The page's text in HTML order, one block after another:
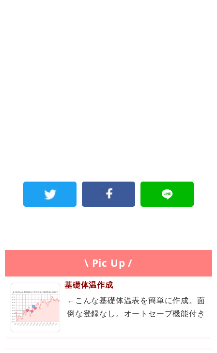
\ Pic Up /
基礎体温作成
←こんな基礎体温表を簡単に作成。面
倒な登録なし。オートセーブ機能付き